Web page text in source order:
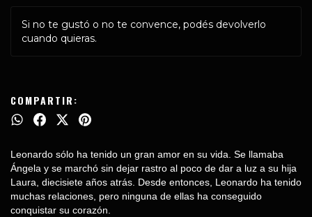
Si no te gustó o no te convence, podés devolverlo
cuando quieras.
COMPARTIR:
Leonardo sólo ha tenido un gran amor en su vida. Se llamaba
Ángela y se marchó sin dejar rastro al poco de dar a luz a su hija
Laura, diecisiete años atrás. Desde entonces, Leonardo ha tenido
muchas relaciones, pero ninguna de ellas ha conseguido
conquistar su corazón.